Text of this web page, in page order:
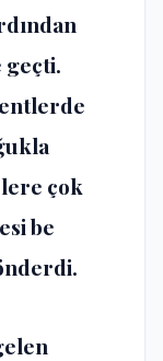
geçti.
çok
be